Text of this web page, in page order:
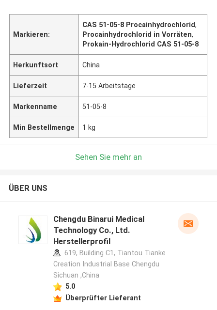
Markieren:
CAS 51-05-8 Procainhydrochlorid,
Procainhydrochlorid in Vorräten,
Prokain-Hydrochlorid CAS 51-05-8
Herkunftsort China
Lieferzeit 7-15 Arbeitstage
Markenname 51-05-8
Min Bestellmenge 1 kg
Sehen Sie mehr an
ÜBER UNS
Chengdu Binarui Medical
Technology Co., Ltd.
Herstellerprofil
619, Building C1, Tiantou Tianke
Creation Industrial Base Chengdu
Sichuan ,China
5.0
Überprüfter Lieferant